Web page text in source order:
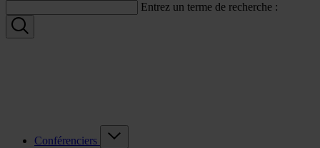
Entrez un terme de recherche :
Conférenciers